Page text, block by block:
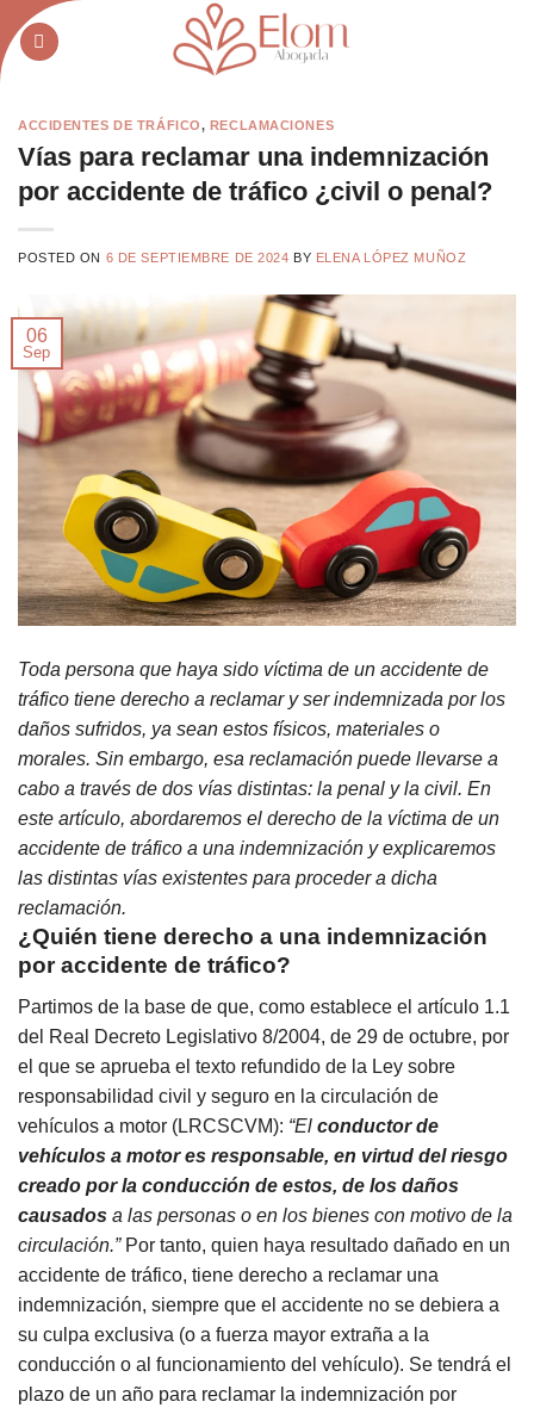
Saltar
al
contenido
ACCIDENTES DE TRÁFICO, RECLAMACIONES
Vías para reclamar una indemnización
por accidente de tráfico ¿civil o penal?
POSTED ON 6 DE SEPTIEMBRE DE 2024 BY ELENA LÓPEZ MUÑOZ
06
Sep
Toda persona que haya sido víctima de un accidente de
tráfico tiene derecho a reclamar y ser indemnizada por los
daños sufridos, ya sean estos físicos, materiales o
morales. Sin embargo, esa reclamación puede llevarse a
cabo a través de dos vías distintas: la penal y la civil. En
este artículo, abordaremos el derecho de la víctima de un
accidente de tráfico a una indemnización y explicaremos
las distintas vías existentes para proceder a dicha
reclamación.
¿Quién tiene derecho a una indemnización
por accidente de tráfico?
Partimos de la base de que, como establece el artículo 1.1
del Real Decreto Legislativo 8/2004, de 29 de octubre, por
el que se aprueba el texto refundido de la Ley sobre
responsabilidad civil y seguro en la circulación de
vehículos a motor (LRCSCVM): “El conductor de
vehículos a motor es responsable, en virtud del riesgo
creado por la conducción de estos, de los daños
causados a las personas o en los bienes con motivo de la
circulación.”Por tanto, quien haya resultado dañado en un
accidente de tráfico, tiene derecho a reclamar una
indemnización, siempre que el accidente no se debiera a
su culpa exclusiva (o a fuerza mayor extraña a la
conducción o al funcionamiento del vehículo). Se tendrá el
plazo de un año para reclamar la indemnización por